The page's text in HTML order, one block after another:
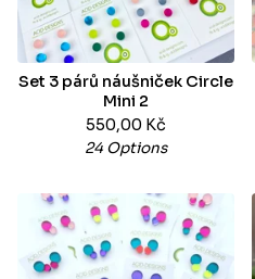
Set 3 párů náušniček Circle
Mini 2
550,00 Kč
24 Options